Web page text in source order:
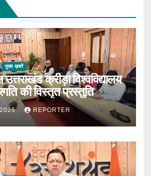
मुख्य ख़बरें
क्रीड़ा विश्वविद्यालय
की विस्तृत प्रस्तुति
REPORTER